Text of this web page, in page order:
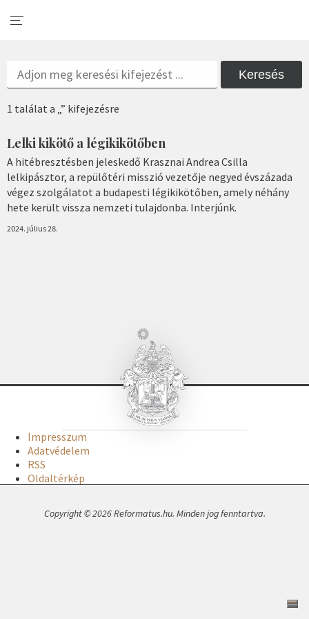
Keresés
1 találat a „” kifejezésre
Lelki kikötő a légikikötőben
A hitébresztésben jeleskedő Krasznai Andrea Csilla
lelkipásztor, a repülőtéri misszió vezetője negyed évszázada
végez szolgálatot a budapesti légikikötőben, amely néhány
hete került vissza nemzeti tulajdonba. Interjúnk.
2024. július 28.
Impresszum
Adatvédelem
RSS
Oldaltérkép
Copyright © 2026 Reformatus.hu. Minden jog fenntartva.